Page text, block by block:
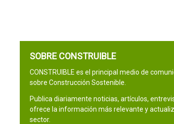
SOBRE CONSTRUIBLE
CONSTRUIBLE es el principal medio de
sobre Construcción Sostenible.
Publica diariamente noticias, artículos,
ofrece la información más relevante y
sector.